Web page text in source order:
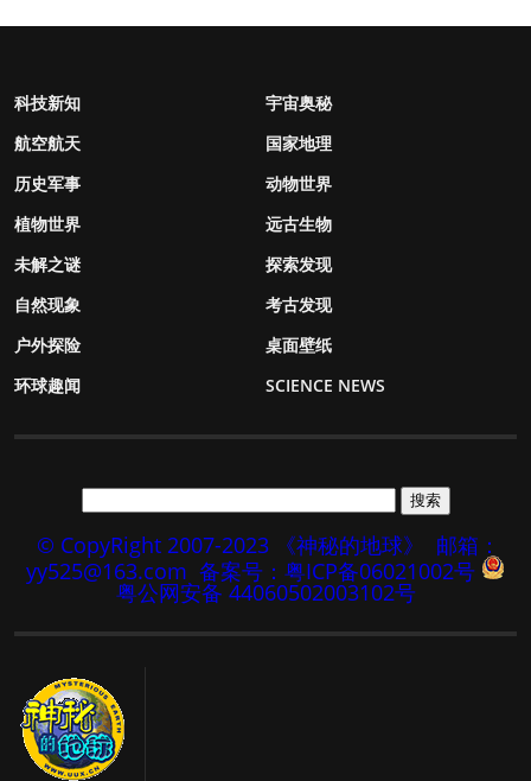
科技新知
宇宙奥秘
航空航天
国家地理
历史军事
动物世界
植物世界
远古生物
未解之谜
探索发现
自然现象
考古发现
户外探险
桌面壁纸
环球趣闻
SCIENCE NEWS
© CopyRight 2007-2023 《神秘的地球》
邮箱：
yy525@163.com 备案号：粤ICP备06021002号
粤公网安备 44060502003102号